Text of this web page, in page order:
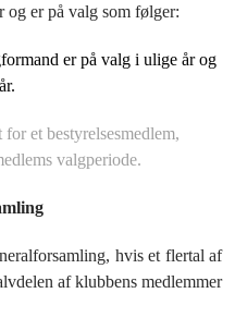
og er på valg som følger:
er på valg i ulige år og
et bestyrelsesmedlem,
valgperiode.
hvis et flertal af
af klubbens medlemmer